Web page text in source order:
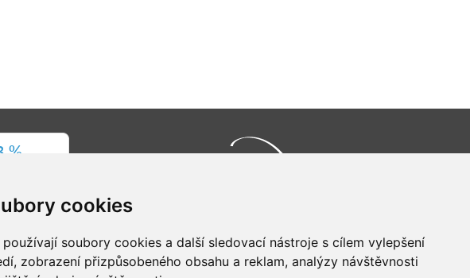
cookies
soubory cookies a další sledovací nástroje s cílem vylepšení
zobrazení přizpůsobeného obsahu a reklam, analýzy návštěvnosti
profesionální webové stránky: triangl web